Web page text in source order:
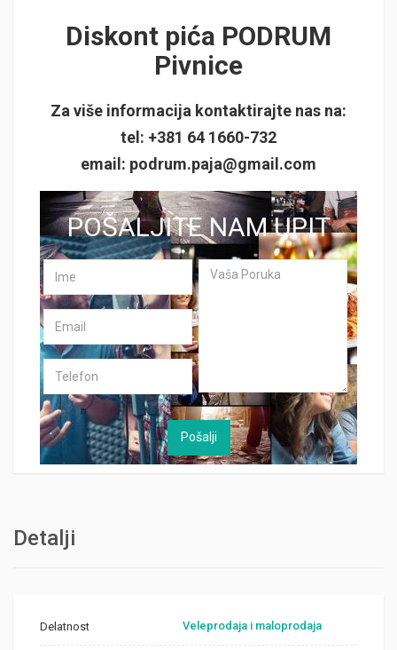
Diskont pića PODRUM
Pivnice
Za više informacija kontaktirajte nas na:
tel: +381 64 1660-732
email: podrum.paja@gmail.com
POŠALJITE NAM UPIT
Detalji
Delatnost Veleprodaja i maloprodaja